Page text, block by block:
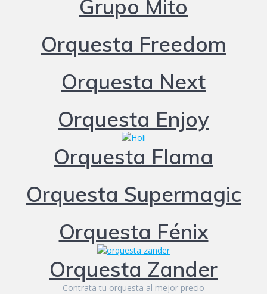
Grupo Mito
Orquesta Freedom
Orquesta Next
Orquesta Enjoy
Orquesta Flama
Orquesta Supermagic
Orquesta Fénix
Orquesta Zander
Contrata tu orquesta al mejor precio